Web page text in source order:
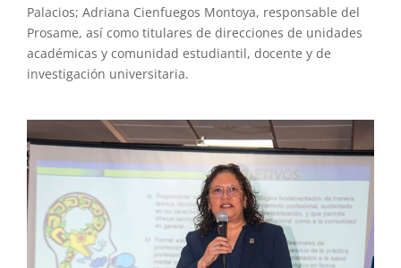
Palacios; Adriana Cienfuegos Montoya, responsable del
Prosame, así como titulares de direcciones de unidades
académicas y comunidad estudiantil, docente y de
investigación universitaria.